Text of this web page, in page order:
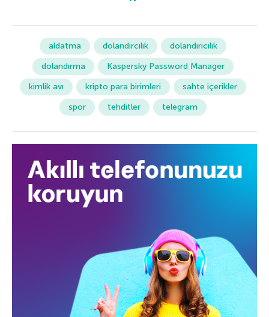
aldatma dolandırcılık
dolandırıcılık
dolandırma
Kaspersky Password Manager
kimlik avı
kripto para birimleri
sahte içerikler
spor
tehditler telegram